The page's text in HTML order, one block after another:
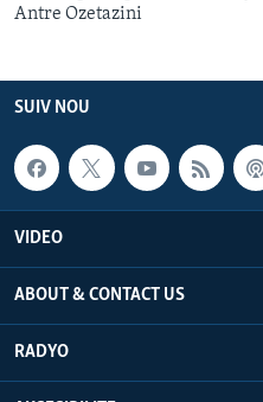
Antre Ozetazini
SUIV NOU
VIDEO
ABOUT & CONTACT US
RADYO